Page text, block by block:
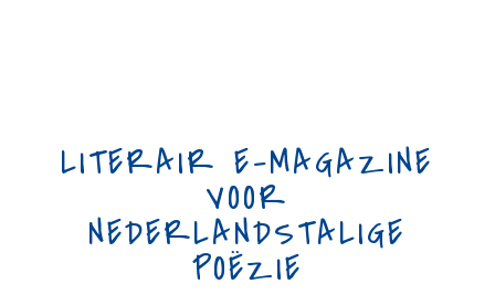
LITERAIR E-MAGAZINE
VOOR
NEDERLANDSTALIGE
POËZIE